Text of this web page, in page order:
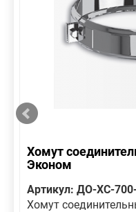
Хомут
Эконом
Артикул: ДО-ХС-
Хомут